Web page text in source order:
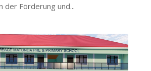
der Förderung und...